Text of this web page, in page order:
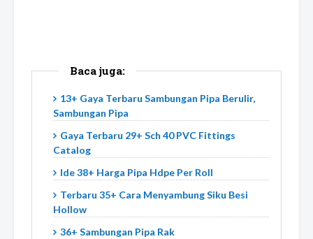
Baca juga:
13+ Gaya Terbaru Sambungan Pipa Berulir,
Sambungan Pipa
Gaya Terbaru 29+ Sch 40 PVC Fittings
Catalog
Ide 38+ Harga Pipa Hdpe Per Roll
Terbaru 35+ Cara Menyambung Siku Besi
Hollow
36+ Sambungan Pipa Rak